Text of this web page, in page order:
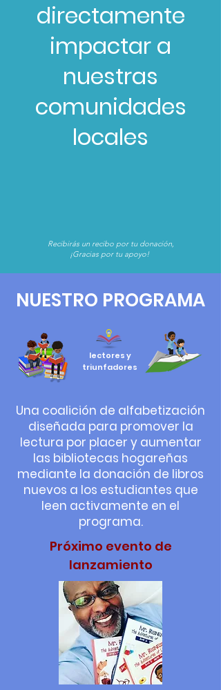
directamente
impactar a
nuestras
comunidades
locales
Recibirás un recibo por tu donación,
¡Gracias por tu apoyo!
NUESTRO PROGRAMA
lectores y
triunfadores
Una coalición de alfabetización
diseñada para promover la
lectura por placer y aumentar
las bibliotecas hogareñas
mediante la donación de libros
nuevos a los estudiantes que
leen activamente en el
programa.
Próximo evento de
lanzamiento